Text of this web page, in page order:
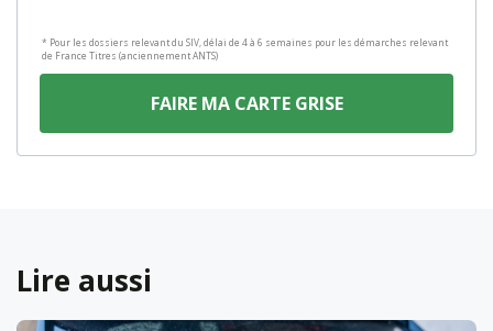
* Pour les dossiers relevant du SIV, délai de 4 à 6 semaines pour les démarches relevant
de France Titres (anciennement ANTS)
FAIRE MA CARTE GRISE
Lire aussi